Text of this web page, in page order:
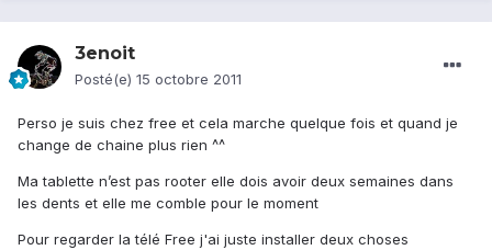
3enoit
Posté(e) 15 octobre 2011
Perso je suis chez free et cela marche quelque fois et quand je
change de chaine plus rien ^^
Ma tablette n’est pas rooter elle dois avoir deux semaines dans
les dents et elle me comble pour le moment
Pour regarder la télé Free j'ai juste installer deux choses